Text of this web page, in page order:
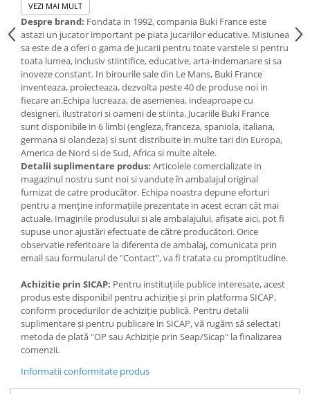
Puzzle bebelusi
Fii un magician adevarat si incearca cele 30 de experimentecu
ajutorul cazanului magic si al ingredientelor speciale!
Setul contine un cazan magic si instructiuni pentru a
realiza 30 de experimente diferite, urmarind reactia
chimica care se produce intre ingrediente.
Activeaza efectele luminoase si fumul magic, foloseste bagheta
fermecata pentru a-ti surprinde audienta!
Substantele reactive sunt incluse in pachet pentru a te ajuta sa
realizezi cu succes experimentele.
Sunt necesare 2 baterii tip LR06- AA care nu sunt incluse.
Varsta recomandata: 8+
Dimensiunile cutiei: 25 cm x 14 cm x 31.8 cm
VEZI MAI MULT
Despre brand: Fondata in 1992, compania Buki France este
astazi un jucator important pe piata jucariilor educative. Misiunea
sa este de a oferi o gama de jucarii pentru toate varstele si pentru
toata lumea, inclusiv stiintifice, educative, arta-indemanare si sa
inoveze constant. In birourile sale din Le Mans, Buki France
inventeaza, proiecteaza, dezvolta peste 40 de produse noi in
fiecare an.Echipa lucreaza, de asemenea, indeaproape cu
designeri, ilustratori si oameni de stiinta. Jucariile Buki France
sunt disponibile in 6 limbi (engleza, franceza, spaniola, italiana,
germana si olandeza) si sunt distribuite in multe tari din Europa,
America de Nord si de Sud, Africa si multe altele.
Detalii suplimentare produs: Articolele comercializate in
magazinul nostru sunt noi si vandute în ambalajul original
furnizat de catre producător. Echipa noastra depune eforturi
pentru a menține informațiile prezentate in acest ecran cât mai
actuale. Imaginile produsului si ale ambalajului, afișate aici, pot fi
supuse unor ajustări efectuate de către producători. Orice
observatie referitoare la diferenta de ambalaj, comunicata prin
email sau formularul de "Contact", va fi tratata cu promptitudine.
Achizitie prin SICAP: Pentru instituțiile publice interesate, acest
produs este disponibil pentru achiziție și prin platforma SICAP,
conform procedurilor de achiziție publică. Pentru detalii
suplimentare și pentru publicare in SICAP, vă rugăm să selectati
metoda de plată "OP sau Achiziție prin Seap/Sicap" la finalizarea
comenzii.
Informatii conformitate produs